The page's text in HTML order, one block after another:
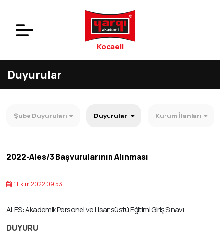
Kocaeli
Duyurular
Şube Duyuruları Duyurular Kurum İlanları
2022-Ales/3 Başvurularının Alınması
1 Ekim 2022 09:53
ALES: Akademik Personel ve Lisansüstü Eğitimi Giriş Sınavı
DUYURU